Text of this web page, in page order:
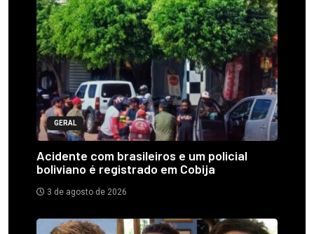
GERAL
Acidente com brasileiros e um policial
boliviano é registrado em Cobija
3 de agosto de 2026